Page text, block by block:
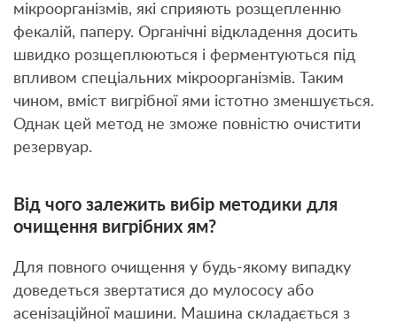
мікроорганізмів, які сприяють розщепленню
фекалій, паперу. Органічні відкладення досить
швидко розщеплюються і ферментуються під
впливом спеціальних мікроорганізмів. Таким
чином, вміст вигрібної ями істотно зменшується.
Однак цей метод не зможе повністю очистити
резервуар.
Від чого залежить вибір методики для
очищення вигрібних ям?
Для повного очищення у будь-якому випадку
доведеться звертатися до мулососу або
асенізаційної машини. Машина складається з